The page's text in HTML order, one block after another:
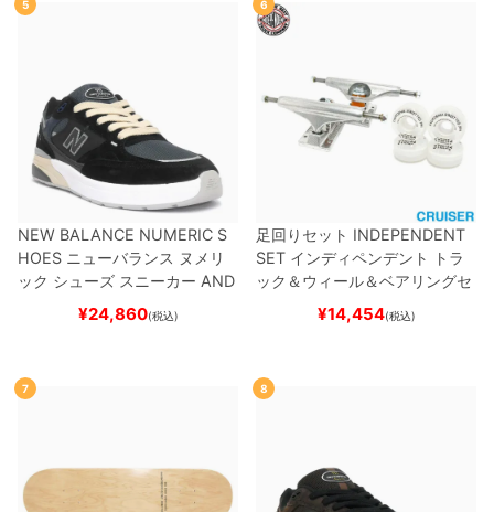
5
NEW BALANCE NUMERIC S
HOES ニューバランス ヌメリ
ック シューズ スニーカー AND
REW REYNOLDS 933
BLACK/NAVYスケートボ
¥24,860(税込)
6
足回りセット INDEPENDENT
SET インディペンデント
トラ
ック＆ウィール＆ベアリングセ
（クルーザー用）
ボード スケボー
¥14,454(税込)
7 8